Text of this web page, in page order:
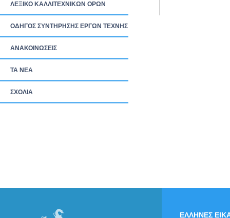
ΛΕΞΙΚΟ ΚΑΛΛΙΤΕΧΝΙΚΩΝ ΟΡΩΝ
ΟΔΗΓΟΣ ΣΥΝΤΗΡΗΣΗΣ ΕΡΓΩΝ ΤΕΧΝΗΣ
ΑΝΑΚΟΙΝΩΣΕΙΣ
ΤΑ ΝEΑ
ΣΧΟΛΙΑ
ΕΛΛΗΝΕΣ